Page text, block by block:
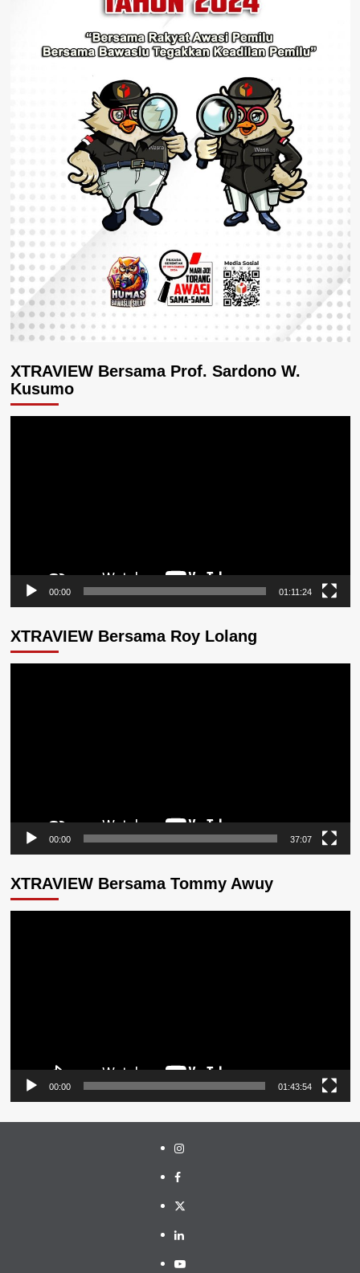
XTRAVIEW Bersama Prof. Sardono W.
Kusumo
00:00 01:11:24
XTRAVIEW Bersama Roy Lolang
00:00 37:07
XTRAVIEW Bersama Tommy Awuy
00:00 01:43:54
Instagram
Facebook
Twitter
Linkedin
Youtube